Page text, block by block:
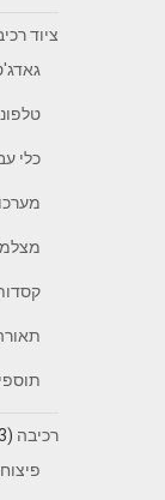
ציוד
כלי
רכיבה (113)